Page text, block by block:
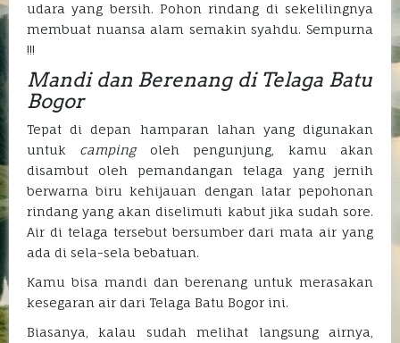
udara yang bersih. Pohon rindang di sekelilingnya
membuat nuansa alam semakin syahdu. Sempurna
!!!
Mandi dan Berenang di Telaga Batu
Bogor
Tepat di depan hamparan lahan yang digunakan
untuk campingoleh pengunjung, kamu akan
disambut oleh pemandangan telaga yang jernih
berwarna biru kehijauan dengan latar pepohonan
rindang yang akan diselimuti kabut jika sudah sore.
Air di telaga tersebut bersumber dari mata air yang
ada di sela-sela bebatuan.
Kamu bisa mandi dan berenang untuk merasakan
kesegaran air dari Telaga Batu Bogor ini.
Biasanya, kalau sudah melihat langsung airnya,